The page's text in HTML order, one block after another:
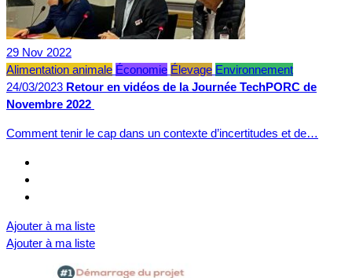
29 Nov 2022
Alimentation animale Économie Élevage Environnement
24/03/2023 Retour en vidéos de la Journée TechPORC de
Novembre 2022
Comment tenir le cap dans un contexte d’incertitudes et de…
Ajouter à ma liste
Ajouter à ma liste